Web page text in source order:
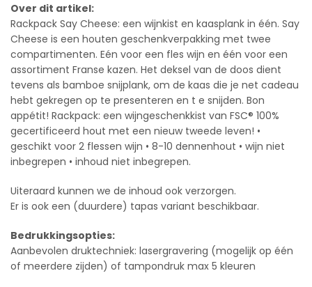
Over dit artikel:
Rackpack Say Cheese: een wijnkist en kaasplank in één. Say
Cheese is een houten geschenkverpakking met twee
compartimenten. Eén voor een fles wijn en één voor een
assortiment Franse kazen. Het deksel van de doos dient
tevens als bamboe snijplank, om de kaas die je net cadeau
hebt gekregen op te presenteren en t e snijden. Bon
appétit! Rackpack: een wijngeschenkkist van FSC® 100%
gecertificeerd hout met een nieuw tweede leven! •
geschikt voor 2 flessen wijn • 8-10 dennenhout • wijn niet
inbegrepen • inhoud niet inbegrepen.
Uiteraard kunnen we de inhoud ook verzorgen.
Er is ook een (duurdere) tapas variant beschikbaar.
Bedrukkingsopties:
Aanbevolen druktechniek: lasergravering (mogelijk op één
of meerdere zijden) of tampondruk max 5 kleuren